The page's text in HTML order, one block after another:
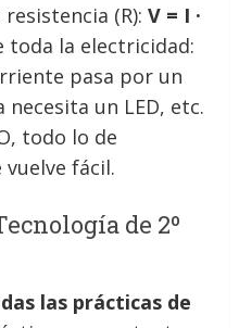
(R):V = I ·
toda la electricidad:
pasa por un
un LED, etc.
todo lo de
vuelve fácil.
de 2º
las prácticas de